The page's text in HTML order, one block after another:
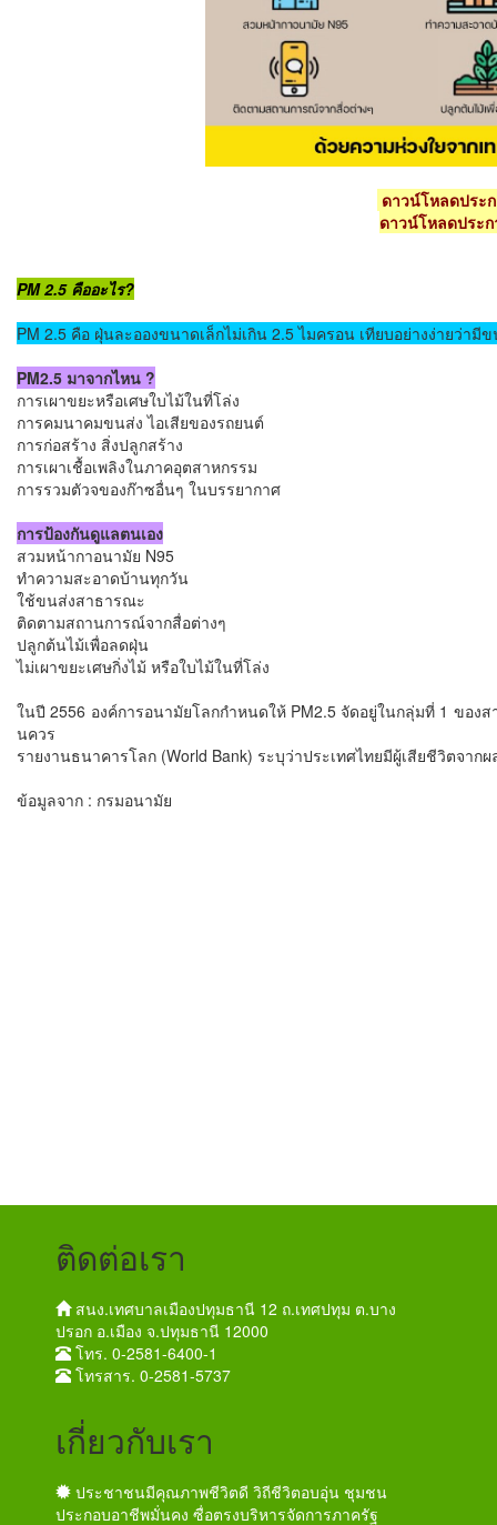
ดาวน์โหลดประ
ดาวน์โหลดประ
PM 2.5 คืออะไร?
PM 2.5 คือ ฝุ่นละอองขนาดเล็กไม่เกิน 2.5 ไมครอน เทียบอย่างง่ายว่
PM2.5 มาจากไหน ?
การเผาขยะหรือเศษใบไม้ในที่โล่ง
การคมนาคมขนส่ง ไอเสียของรถยนต์
การก่อสร้าง สิ่งปลูกสร้าง
การเผาเชื้อเพลิงในภาคอุตสาหกรรม
การรวมตัวจของก๊าซอื่นๆ ในบรรยากาศ
การป้องกันดูแลตนเอง
สวมหน้ากาอนามัย N95
ทำความสะอาดบ้านทุกวัน
ใช้ขนส่งสาธารณะ
ติดตามสถานการณ์จากสื่อต่างๆ
ปลูกต้นไม้เพื่อลดฝุ่น
ไม่เผาขยะเศษกิ่งไม้ หรือใบไม้ในที่โล่ง
ในปี 2556 องค์การอนามัยโลกกำหนดให้ PM2.5 จัดอยู่ในกลุ่มที่ 1 ของ
นควร
รายงานธนาคารโลก (World Bank) ระบุว่าประเทศไทยมีผู้เสียชีวิตจาก
ข้อมูลจาก : กรมอนามัย
ติดต่อเรา
สนง.เทศบาลเมืองปทุมธานี 12 ถ.เทศปทุม ต.บาง
ปรอก อ.เมือง จ.ปทุมธานี 12000
โทร. 0-2581-6400-1
โทรสาร. 0-2581-5737
เกี่ยวกับเรา
ประชาชนมีคุณภาพชีวิตดี วิถีชีวิตอบอุ่น ชุมชน
ประกอบอาชีพมั่นคง ซื่อตรงบริหารจัดการภาครัฐ